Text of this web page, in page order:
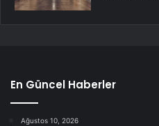
En Güncel Haberler
Ağustos 10, 2026